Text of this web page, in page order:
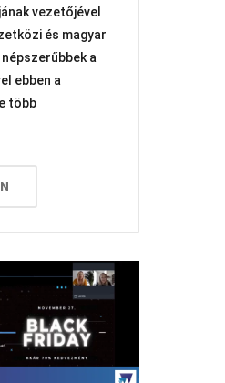
vezetőjével
és magyar
a
ebben a
több